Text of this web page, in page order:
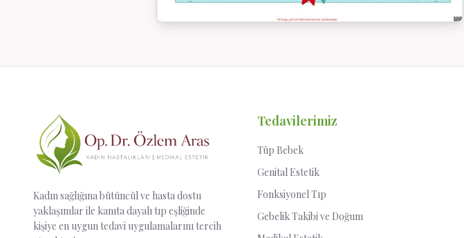
Kadın sağlığına bütüncül ve hasta dostu
yaklaşımlar ile kanıta dayalı tıp eşliğinde
kişiye en uygun tedavi uygulamalarını tercih
Tedavilerimiz
Tüp Bebek
Genital Estetik
Fonksiyonel Tıp
Gebelik Takibi ve Doğum